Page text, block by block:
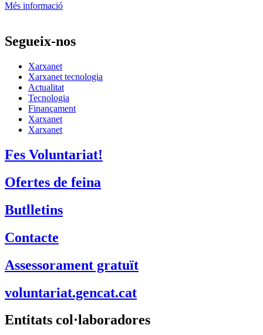
Més informació
Segueix-nos
Xarxanet
Xarxanet tecnologia
Actualitat
Tecnologia
Finançament
Xarxanet
Xarxanet
Fes Voluntariat!
Ofertes de feina
Butlletins
Contacte
Assessorament gratuït
voluntariat.gencat.cat
Entitats col·laboradores